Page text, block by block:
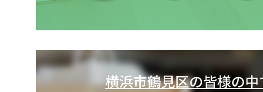
横浜市鶴見区の皆様の